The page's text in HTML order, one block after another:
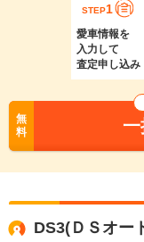
STEP1
愛車情報を
入力して
査定申し込み
無
料
DS3(ＤＳオー